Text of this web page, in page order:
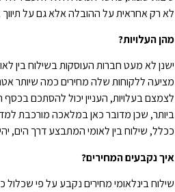
לא רק אחראית על ההובלה אלא גם על תיווך
מהן העלויות?
ישנן לא מעט חברות העוסקות בשילוח בין
מציעה ללקוחות שלה מחירים כמה שיותר
לצמצם בעלויות, העניין יכול להסתכם
ביותר, שכן מדובר כאן במלאכה מורכבת
ככלל, שילוח בין לאומי המתבצע דרך הים,
איך נקבעים המחירים?
שילוח בינלאומי מחירים נקבע על פי